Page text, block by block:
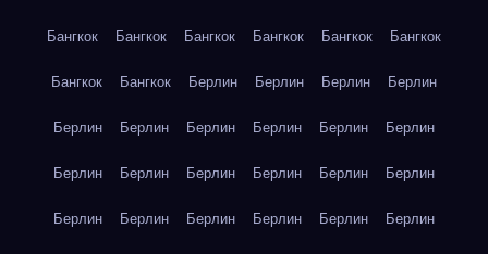
Бангкок Бангкок Бангкок Бангкок Бангкок Бангкок
Бангкок Бангкок Берлин Берлин Берлин Берлин
Берлин Берлин Берлин Берлин Берлин Берлин
Берлин Берлин Берлин Берлин Берлин Берлин
Берлин Берлин Берлин Берлин Берлин Берлин